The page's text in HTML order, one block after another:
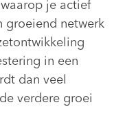
je actief
groeiend netwerk
in een
dan veel
verdere groei